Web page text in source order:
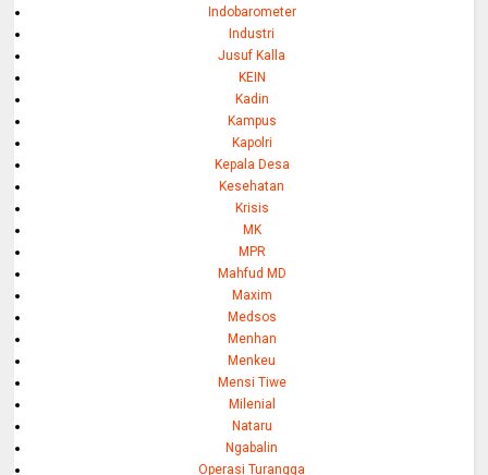
Indobarometer
Industri
Jusuf Kalla
KEIN
Kadin
Kampus
Kapolri
Kepala Desa
Kesehatan
Krisis
MK
MPR
Mahfud MD
Maxim
Medsos
Menhan
Menkeu
Mensi Tiwe
Milenial
Nataru
Ngabalin
Operasi Turangga